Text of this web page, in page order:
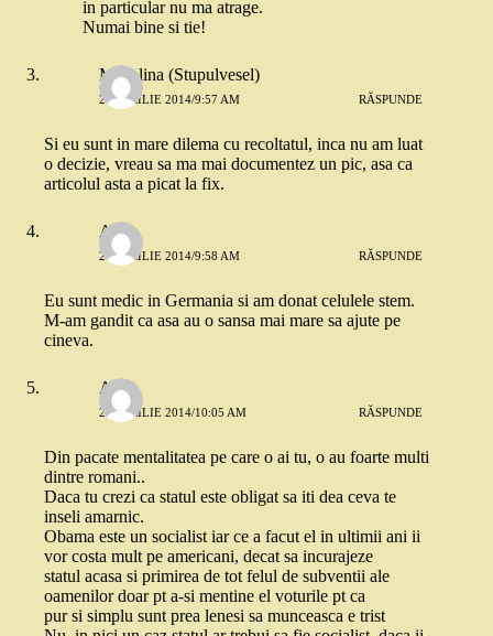
in particular nu ma atrage.
Numai bine si tie!
Madalina (Stupulvesel)
29 APRILIE 2014/9:57 AM RĂSPUNDE
Si eu sunt in mare dilema cu recoltatul, inca nu am luat
o decizie, vreau sa ma mai documentez un pic, asa ca
articolul asta a picat la fix.
Ana
29 APRILIE 2014/9:58 AM RĂSPUNDE
Eu sunt medic in Germania si am donat celulele stem.
M-am gandit ca asa au o sansa mai mare sa ajute pe
cineva.
Anda
29 APRILIE 2014/10:05 AM RĂSPUNDE
Din pacate mentalitatea pe care o ai tu, o au foarte multi
dintre romani..
Daca tu crezi ca statul este obligat sa iti dea ceva te
inseli amarnic.
Obama este un socialist iar ce a facut el in ultimii ani ii
vor costa mult pe americani, decat sa incurajeze
statul acasa si primirea de tot felul de subventii ale
oamenilor doar pt a-si mentine el voturile pt ca
pur si simplu sunt prea lenesi sa munceasca e trist